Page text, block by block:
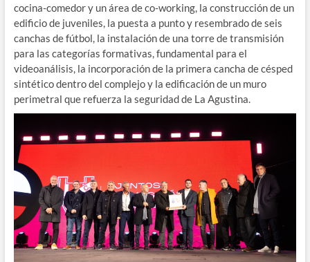
cocina-comedor y un área de co-working, la construcción de un
edificio de juveniles, la puesta a punto y resembrado de seis
canchas de fútbol, la instalación de una torre de transmisión
para las categorías formativas, fundamental para el
videoanálisis, la incorporación de la primera cancha de césped
sintético dentro del complejo y la edificación de un muro
perimetral que refuerza la seguridad de La Agustina.